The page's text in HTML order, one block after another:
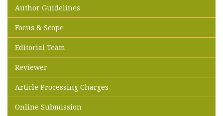
Author Guidelines
Focus & Scope
Editorial Team
Reviewer
Article Processing Charges
Online Submission